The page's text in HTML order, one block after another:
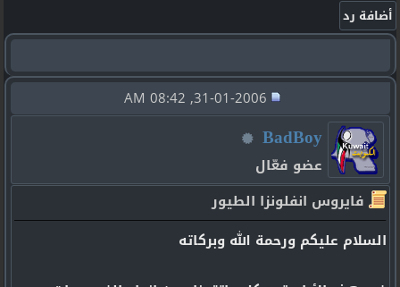
BadBoy
عضو فعّال
فايروس انفلونزا الطيور
السلام عليكم ورحمة الله وبركاته